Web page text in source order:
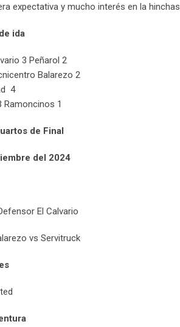
expectativa y mucho interés en la
ida
3 Peñarol 2
Balarezo 2
4
Ramoncinos 1
de Final
del 2024
El Calvario
vs Servitruck